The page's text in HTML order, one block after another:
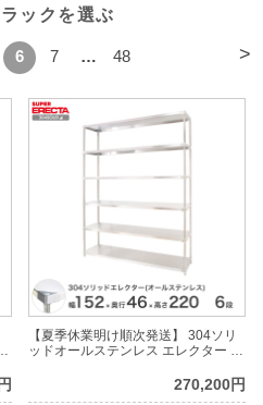
ックを選ぶ
>
6 7 … 48
【夏季休業明け順次発送】 304ソリ
ッドオールステンレス エレクター シ
46.1cmx高さ219.7cm PSポール ダイ
カスト・アジャストボルト付 6段
270,200円